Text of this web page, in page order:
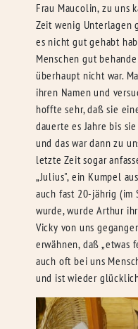
Frau Maucolin, zu uns
Zeit wenig Unterlagen
es nicht gut gehabt
Menschen gut
überhaupt nicht war.
ihren Namen und
hoffte sehr, daß sie
dauerte es Jahre bis
und das war dann zu
letzte Zeit sogar
„Julius", ein Kumpel
auch fast 20-jährig
wurde, wurde Arthur
Vicky von uns
erwähnen, daß „etwas
auch oft bei uns
und ist wieder